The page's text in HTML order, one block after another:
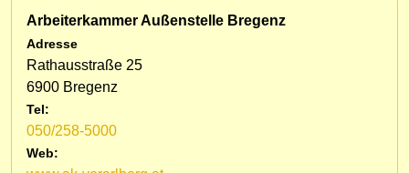
Arbeiterkammer Außenstelle Bregenz
Adresse
Rathausstraße 25
6900 Bregenz
Tel:
050/258-5000
Web: